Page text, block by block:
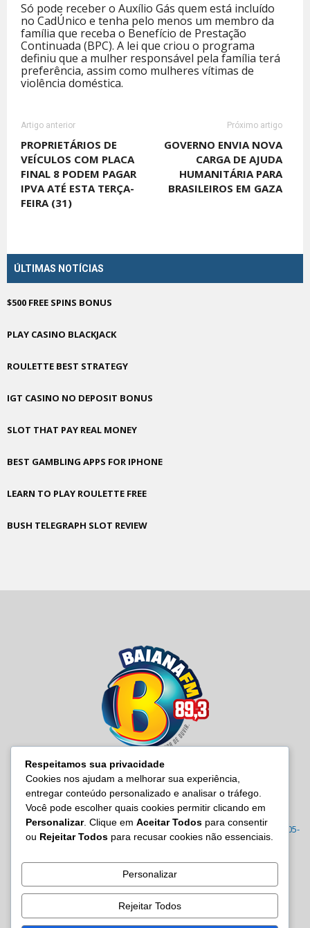
Só pode receber o Auxílio Gás quem está incluído
no CadÚnico e tenha pelo menos um membro da
família que receba o Benefício de Prestação
Continuada (BPC). A lei que criou o programa
definiu que a mulher responsável pela família terá
preferência, assim como mulheres vítimas de
violência doméstica.
Artigo anterior
PROPRIETÁRIOS DE
VEÍCULOS COM PLACA
FINAL 8 PODEM PAGAR
IPVA ATÉ ESTA TERÇA-
FEIRA (31)
Próximo artigo
GOVERNO ENVIA NOVA
CARGA DE AJUDA
HUMANITÁRIA PARA
BRASILEIROS EM GAZA
ÚLTIMAS NOTÍCIAS
$500 FREE SPINS BONUS
PLAY CASINO BLACKJACK
ROULETTE BEST STRATEGY
IGT CASINO NO DEPOSIT BONUS
SLOT THAT PAY REAL MONEY
BEST GAMBLING APPS FOR IPHONE
LEARN TO PLAY ROULETTE FREE
BUSH TELEGRAPH SLOT REVIEW
Radio Baiana FM 89,3 Rua Joana Angélica, 395 – Malembá, CEP: 43805-
570 Tel.: (71) 3605-7814/7815/3122-0022
Contato:site@baianafm.com.br
SIGA-NOS
Respeitamos sua privacidade
Cookies nos ajudam a melhorar sua experiência,
entregar conteúdo personalizado e analisar o tráfego.
Você pode escolher quais cookies permitir clicando em
Personalizar. Clique em Aceitar Todos para consentir
ou Rejeitar Todos para recusar cookies não essenciais.
Personalizar
Rejeitar Todos